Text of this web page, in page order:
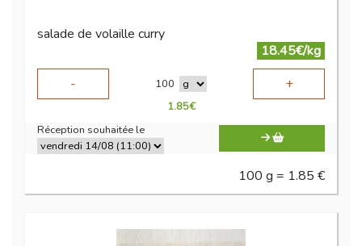
salade de volaille curry
18.45€/kg
-
100 +
1.85€
Réception souhaitée le
100 g = 1.85 €